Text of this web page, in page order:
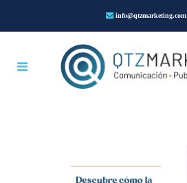
info@qtzmarketing.com